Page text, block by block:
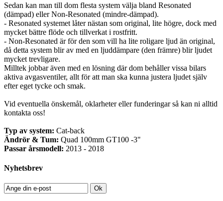
Sedan kan man till dom flesta system välja bland Resonated
(dämpad) eller Non-Resonated (mindre-dämpad).
- Resonated systemet låter nästan som original, lite högre, dock med
mycket bättre flöde och tillverkat i rostfritt.
- Non-Resonated är för den som vill ha lite roligare ljud än original,
då detta system blir av med en ljuddämpare (den främre) blir ljudet
mycket trevligare.
Milltek jobbar även med en lösning där dom behåller vissa bilars
aktiva avgasventiler, allt för att man ska kunna justera ljudet själv
efter eget tycke och smak.
Vid eventuella önskemål, oklarheter eller funderingar så kan ni alltid
kontakta oss!
Typ av system: Cat-back
Ändrör & Tum: Quad 100mm GT100 -3"
Passar årsmodell: 2013 - 2018
Nyhetsbrev
Ok